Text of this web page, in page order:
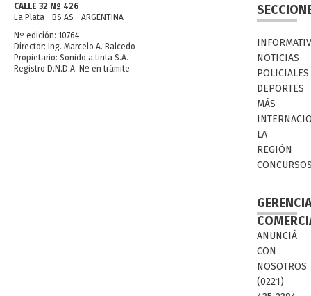
CALLE 32 Nº 426
La Plata - BS AS - ARGENTINA
Nº edición: 10764
Director: Ing. Marcelo A. Balcedo
Propietario: Sonido a tinta S.A.
Registro D.N.D.A. Nº en trámite
NOTICIAS
POLICIALES
DEPORTES
MÁS
LA
REGIÓN
ANUNCIÁ
CON
NOSOTROS
(0221)